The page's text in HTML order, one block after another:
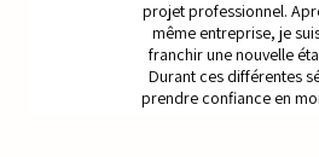
projet professionnel.
même entreprise, je
franchir une nouvelle
Durant ces différentes
prendre confiance en